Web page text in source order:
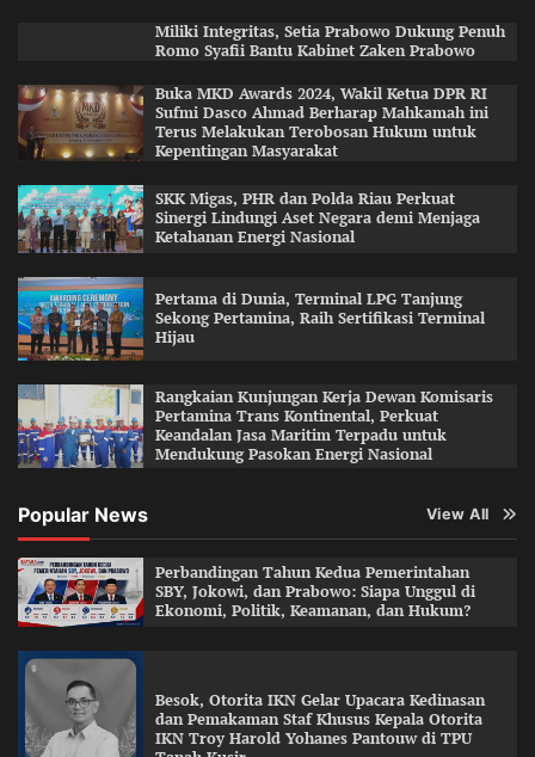
Miliki Integritas, Setia Prabowo Dukung Penuh
Romo Syafii Bantu Kabinet Zaken Prabowo
Buka MKD Awards 2024, Wakil Ketua DPR RI
Sufmi Dasco Ahmad Berharap Mahkamah ini
Terus Melakukan Terobosan Hukum untuk
Kepentingan Masyarakat
SKK Migas, PHR dan Polda Riau Perkuat
Sinergi Lindungi Aset Negara demi Menjaga
Ketahanan Energi Nasional
Pertama di Dunia, Terminal LPG Tanjung
Sekong Pertamina, Raih Sertifikasi Terminal
Hijau
Rangkaian Kunjungan Kerja Dewan Komisaris
Pertamina Trans Kontinental, Perkuat
Keandalan Jasa Maritim Terpadu untuk
Mendukung Pasokan Energi Nasional
Popular News View All
Perbandingan Tahun Kedua Pemerintahan
SBY, Jokowi, dan Prabowo: Siapa Unggul di
Ekonomi, Politik, Keamanan, dan Hukum?
Besok, Otorita IKN Gelar Upacara Kedinasan
dan Pemakaman Staf Khusus Kepala Otorita
IKN Troy Harold Yohanes Pantouw di TPU